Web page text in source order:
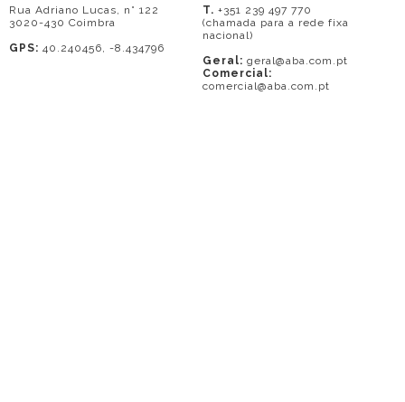
Rua Adriano Lucas, n° 122
3020-430 Coimbra
GPS: 40.240456, -8.434796
T. +351 239 497 770
(chamada para a rede fixa
nacional)
Geral: geral@aba.com.pt
Comercial:
comercial@aba.com.pt